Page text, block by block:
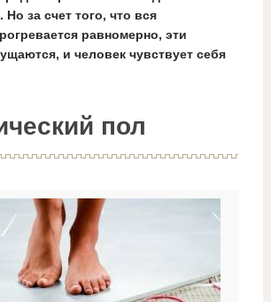
Но за счет того, что вся
равномерно, эти
и человек чувствует себя
пол